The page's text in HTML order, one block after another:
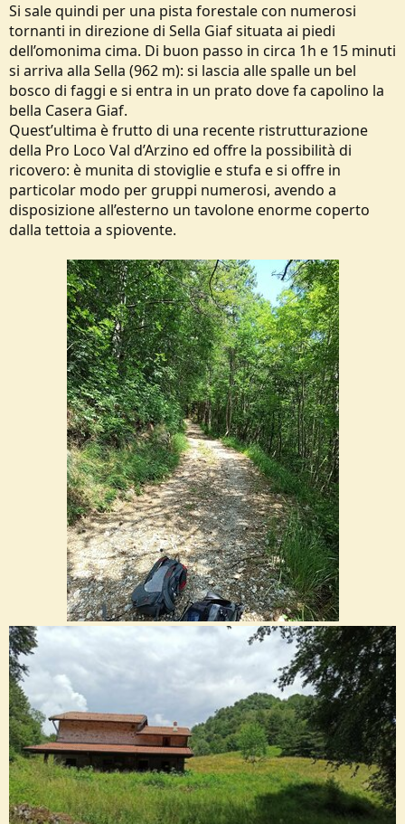
Si sale quindi per una pista forestale con numerosi
tornanti in direzione di Sella Giaf situata ai piedi
dell’omonima cima. Di buon passo in circa 1h e 15 minuti
si arriva alla Sella (962 m): si lascia alle spalle un bel
bosco di faggi e si entra in un prato dove fa capolino la
bella Casera Giaf.
Quest’ultima è frutto di una recente ristrutturazione
della Pro Loco Val d’Arzino ed offre la possibilità di
ricovero: è munita di stoviglie e stufa e si offre in
particolar modo per gruppi numerosi, avendo a
disposizione all’esterno un tavolone enorme coperto
dalla tettoia a spiovente.